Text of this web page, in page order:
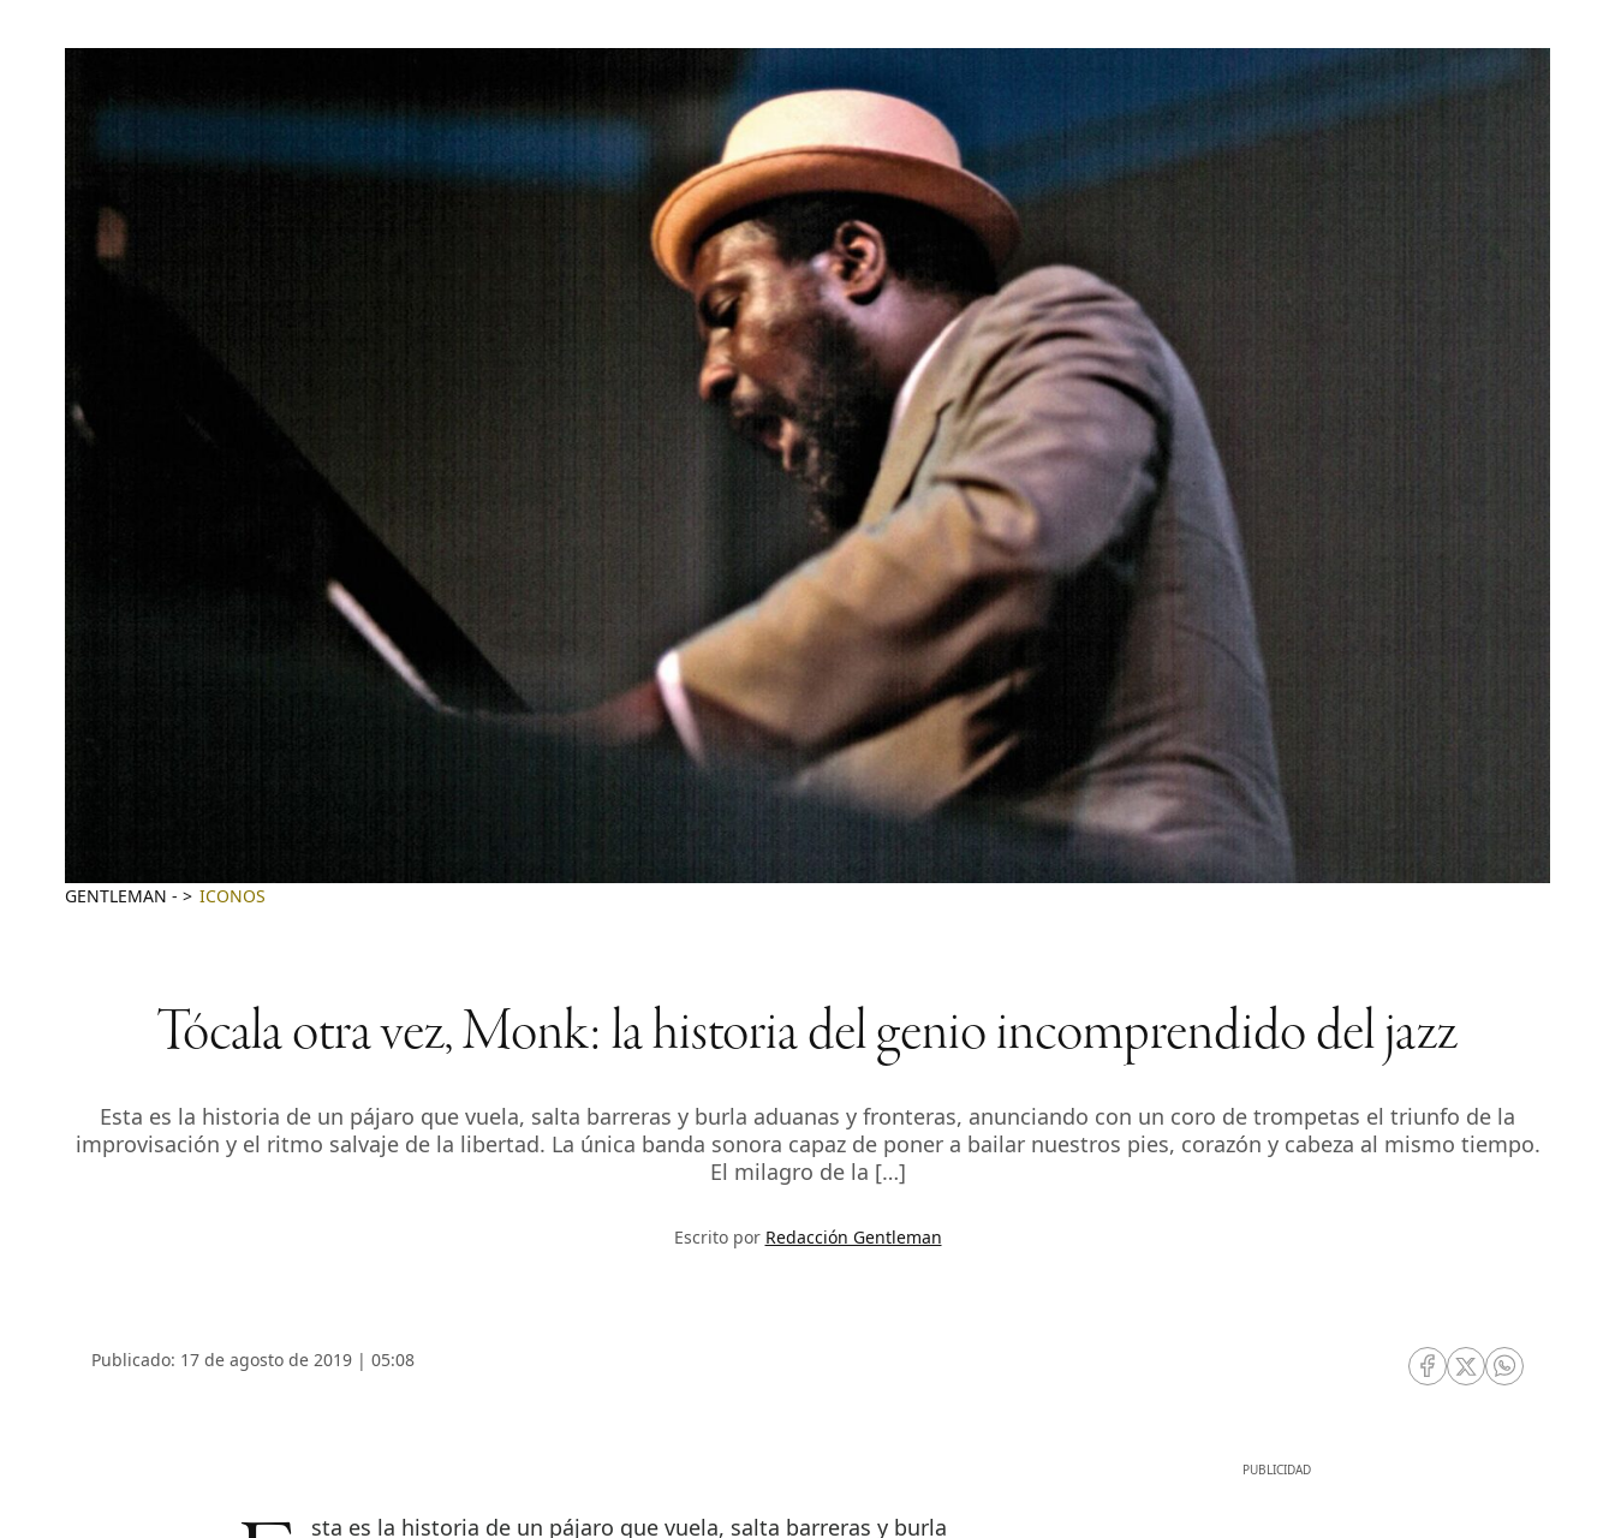
GENTLEMAN - ICONOS
Tócala otra vez, Monk: la historia del genio incomprendido del jazz
Esta es la historia de un pájaro que vuela, salta barreras y burla aduanas y fronteras, anunciando con un coro de trompetas el triunfo de la
improvisación y el ritmo salvaje de la libertad. La única banda sonora capaz de poner a bailar nuestros pies, corazón y cabeza al mismo tiempo.
El milagro de la […]
Escrito por Redacción Gentleman
Publicado: 17 de agosto de 2019 | 05:08
RRSS Facebook
RRSS Twitter
RRSS